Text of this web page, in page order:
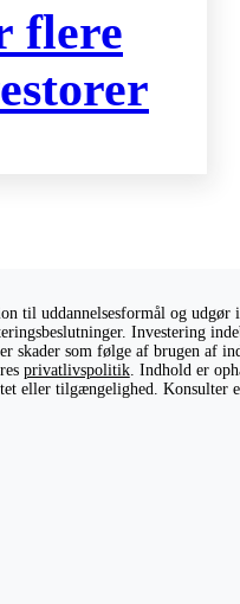
flere
til uddannelsesformål og
Investering
skader som følge af brugen af
privatlivspolitik. Indhold er
eller tilgængelighed. Konsulter